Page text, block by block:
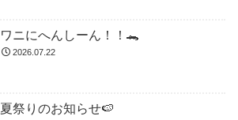
ワニにへんしーん！！🐊
2026.07.22
夏祭りのお知らせ🍉